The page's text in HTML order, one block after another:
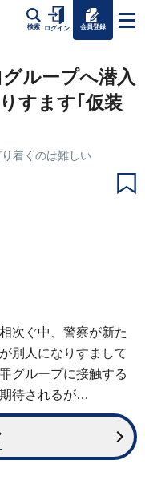
検索 ログイン 会員登録
ループへ潜入
すます｢仮装
着くのは難しい
次ぐ中、警察が新た
別人になりすまして
グループに接触する
期待されるが…